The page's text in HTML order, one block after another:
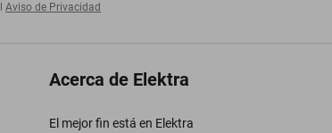
Aviso de Privacidad
Acerca de Elektra
El mejor fin está en Elektra